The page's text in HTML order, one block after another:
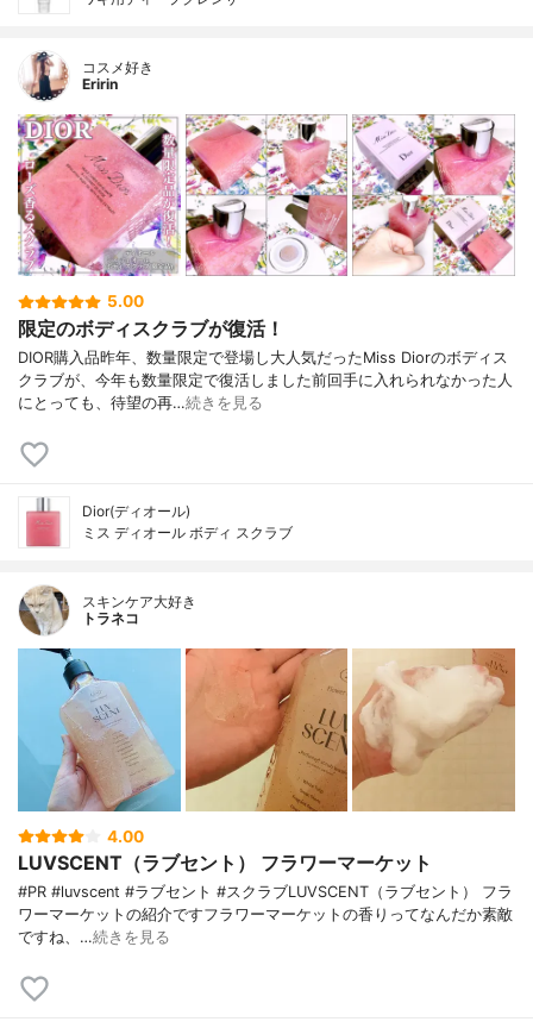
コスメ好き
Eririn
5.00
限定のボディスクラブが復活！
DIOR購入品昨年、数量限定で登場し大人気だったMiss Diorのボディス
クラブが、今年も数量限定で復活しました前回手に入れられなかった人
にとっても、待望の再…続きを見る
Dior(ディオール)
ミス ディオール ボディ スクラブ
スキンケア大好き
トラネコ
4.00
LUVSCENT（ラブセント） フラワーマーケット
#PR #luvscent #ラブセント #スクラブLUVSCENT（ラブセント） フラ
ワーマーケットの紹介ですフラワーマーケットの香りってなんだか素敵
ですね、…続きを見る